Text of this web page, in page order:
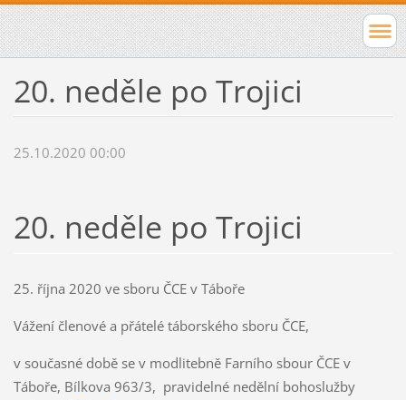
20. neděle po Trojici
25.10.2020 00:00
20. neděle po Trojici
25. října 2020 ve sboru ČCE v Táboře
Vážení členové a přátelé táborského sboru ČCE,
v současné době se v modlitebně Farního sbour ČCE v
Táboře, Bílkova 963/3, pravidelné nedělní bohoslužby